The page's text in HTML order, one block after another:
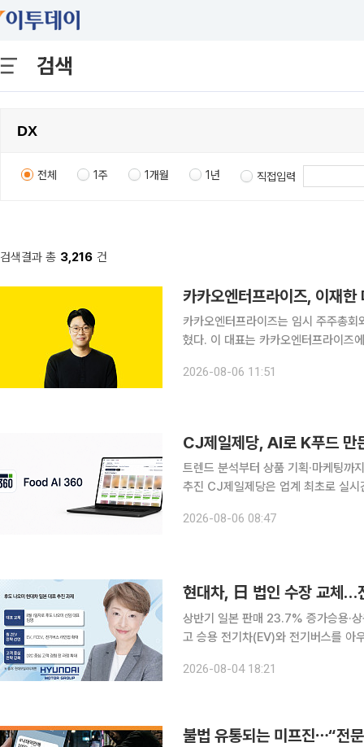
검색
전체 1주 1개월 1년 직접입력
검색결과 총 3,216 건
카카오엔터프라이즈, 이재
카카오엔터프라이즈는 임시 주주총
혔다. 이 대표는 카카오엔터프라이즈에서 클라우드인프라·디지털전환(DX)부문장과 사업부문장을
2026-08-06 11:51
CJ제일제당, AI로 K푸드
트렌드 분석부터 상품 기획·마케팅까
추진 CJ제일제당은 업계 최초로 실시간 트렌드 분석과 상품 기획·개발, 소비자 반응 예측, 마케팅을
식품마케팅실과 AX·DX담당이 공동 개
2026-08-06 08:47
현대차, 日 법인 수장 교체…
상반기 일본 판매 23.7% 증가승용·상용 전동화 통합 전략 현
고 승용 전기차(EV)와 전기버스를 아
계에 따르면 현대차 일본 법인 현대모
2026-08-04 18:21
불법 유통되는 미프진⋯“전